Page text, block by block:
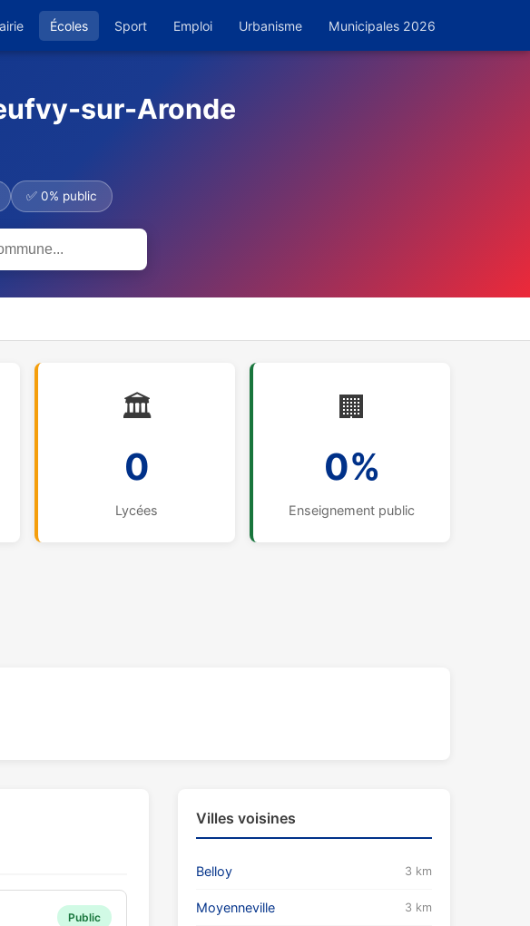
Écoles Sport Emploi Urbanisme Municipales 2026
sur-Aronde
✅ 0% public
🏛️
0
Lycées
🏢
0%
Enseignement public
Public
Villes voisines
Belloy 3 km
Moyenneville 3 km